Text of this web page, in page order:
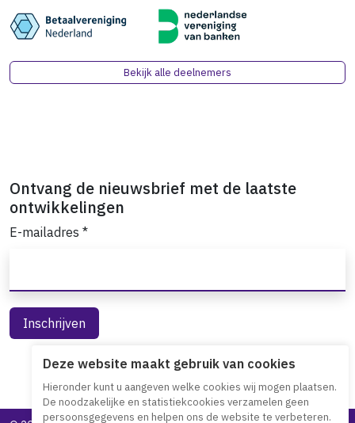
Bekijk alle deelnemers
Ontvang de nieuwsbrief met de laatste
ontwikkelingen
E-mailadres *
Deze website maakt gebruik van cookies
Hieronder kunt u aangeven welke cookies wij mogen plaatsen.
De noodzakelijke en statistiekcookies verzamelen geen
persoonsgegevens en helpen ons de website te verbeteren.